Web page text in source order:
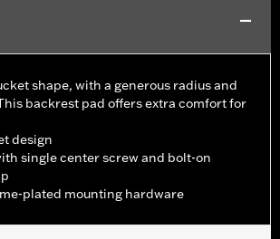
shape, with a generous radius and
backrest pad offers extra comfort for
design
single center screw and bolt-on
plated mounting hardware